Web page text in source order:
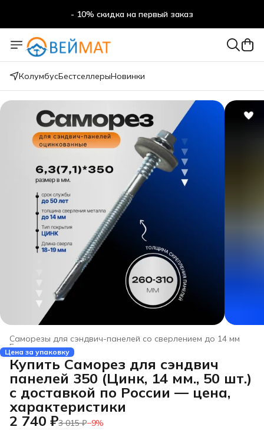
- 10% скидка на первый заказ
- 10% скидка на первый заказ
КолумбусБестселлерыНовинки
Саморезы для сэндвич-панелей со сверлением до 14 мм
Главная ›
Цена за упаковку
Купить Саморез для сэндвич
панелей 350 (Цинк, 14 мм., 50 шт.)
с доставкой по России — цена,
характеристики
2 740 ₽3 015 ₽−9%